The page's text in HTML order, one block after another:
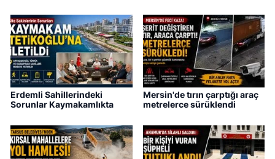
Erdemli Sahillerindeki
Sorunlar Kaymakamlıkta
Mersin'de tırın çarptığı araç
metrelerce sürüklendi